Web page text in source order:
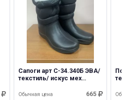
Сапоги арт С-34.340Б ЭВА/
текстиль/ искус мех
665
Обычная цена